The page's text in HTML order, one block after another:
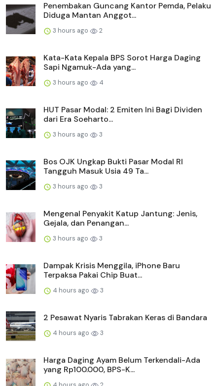
Penembakan Guncang Kantor Pemda, Pelaku
Diduga Mantan Anggot...
3 hours ago 2
Kata-Kata Kepala BPS Sorot Harga Daging
Sapi Ngamuk-Ada yang...
3 hours ago 4
HUT Pasar Modal: 2 Emiten Ini Bagi Dividen
dari Era Soeharto...
3 hours ago 3
Bos OJK Ungkap Bukti Pasar Modal RI
Tangguh Masuk Usia 49 Ta...
3 hours ago 3
Mengenal Penyakit Katup Jantung: Jenis,
Gejala, dan Penangan...
3 hours ago 3
Dampak Krisis Menggila, iPhone Baru
Terpaksa Pakai Chip Buat...
4 hours ago 3
2 Pesawat Nyaris Tabrakan Keras di Bandara
4 hours ago 3
Harga Daging Ayam Belum Terkendali-Ada
yang Rp100.000, BPS-K...